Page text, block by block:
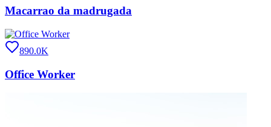
Macarrao da madrugada
890.0K
Office Worker